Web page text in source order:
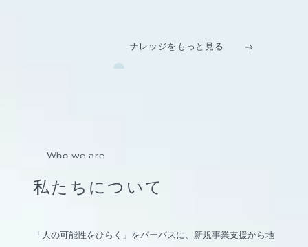
ナレッジをもっと見る
Who we are
私たちについて
「人の可能性をひらく」をパーパスに、新規事業支援から地